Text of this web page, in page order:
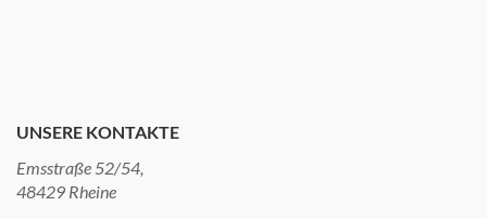
UNSERE KONTAKTE
Emsstraße 52/54,
48429 Rheine